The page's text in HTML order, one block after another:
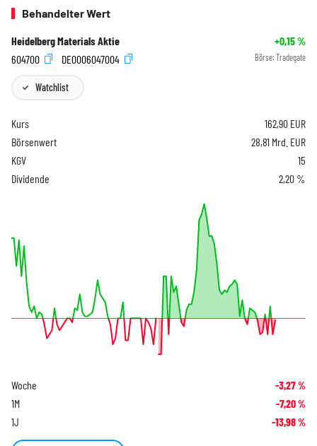
Behandelter Wert
Heidelberg Materials Aktie +0,15%
604700
DE0006047004 Börse: Tradegate
Watchlist
Kurs 162,90 EUR
Börsenwert
28,81 Mrd. EUR
KGV
15
Dividende
2,20 %
Woche -3,27%
1M -7,20%
1J -13,98%